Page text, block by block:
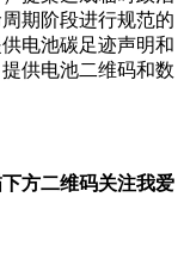
期阶段进行规范的
电池碳足迹声明和
供电池二维码和数
方二维码关注我爱